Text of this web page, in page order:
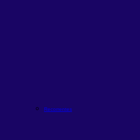
Recorrentes